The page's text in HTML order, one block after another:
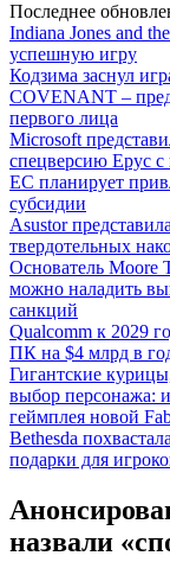
Последнее
Indiana Jones and
успешную игру
Кодзима заснул
COVENANT –
первого лица
Microsoft
спецверсию Epyc
ЕС планирует
субсидии
Asustor
твердотельных
Основатель Moore
можно наладить
санкций
Qualcomm к 2029
ПК на $4 млрд в
Гигантские
выбор персонажа:
геймплея новой
Bethesda
подарки для
назвали